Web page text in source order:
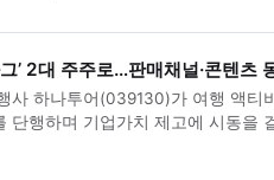
’ 2대 주주로…판매채널·콘텐츠
사 하나투어(039130)가 여행 액티
단행하며 기업가치 제고에 시동을
고객기반을 갖춘 ‘플랫폼형 사업자